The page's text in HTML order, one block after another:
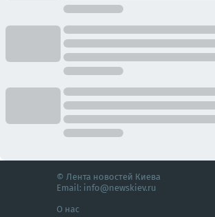
© Лента новостей Киева
Email: info@newskiev.ru
О нас